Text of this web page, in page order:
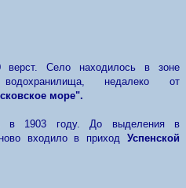
Село находилось в зоне
водохранилища, недалеко от
море".
в 1903 году. До выделения в
входило в приход Успенской